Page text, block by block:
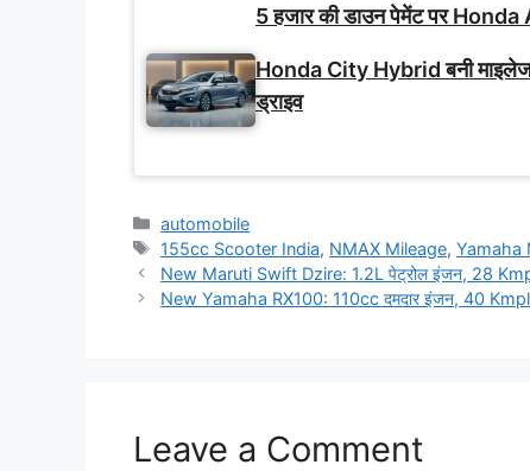
5 हजार की डाउन पेमेंट पर Honda
Honda City Hybrid बनी
ड्राइव
Categories
automobile
Tags
155cc Scooter India, NMAX Mileage,Yamaha
New Maruti Swift Dzire: 1.2L पेट्रोल इंजन, 28
New Yamaha RX100: 110cc दमदार इंजन, 40 Kmpl
Leave a Comment